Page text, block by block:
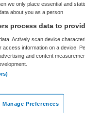
15 euro per
af te
uitkeert als
wordt op zijn
“En om die
de Duitse
voor haar
we only place essential and
about you as a person
process data to
Actively scan device
access information on a device.
and content
Manage Preferences